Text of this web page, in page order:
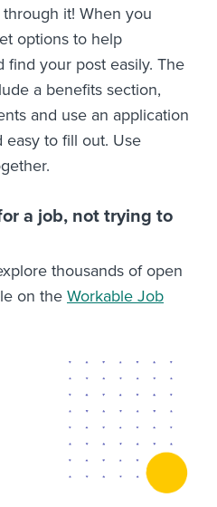
it! When you
options to help
find your post easily. The
a benefits section,
and use an application
easy to fill out. Use
a job, not trying to
thousands of open
on the Workable Job